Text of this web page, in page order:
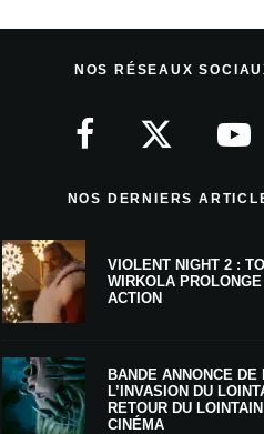
NOS RÉSEAUX
NOS DERNIERS
VIOLENT NIGHT 2 :
WIRKOLA
ACTION
BANDE ANNONCE DE
L’INVASION DU
RETOUR DU
CINÉMA